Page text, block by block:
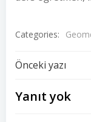
Categories:
Yazı
Önceki yazı
Yanıt yok